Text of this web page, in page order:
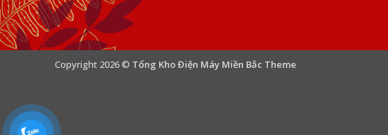
Copyright 2026 © Tổng Kho Điện Máy Miền Bắc Theme